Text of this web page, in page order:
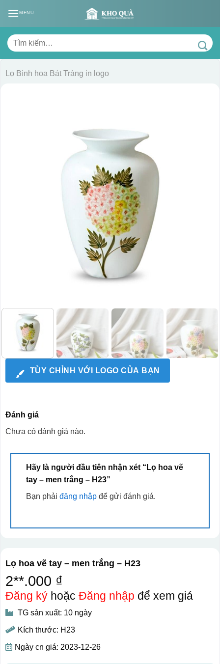
MENU
Tìm
kiếm:
Lọ Bình hoa Bát Tràng in logo
TÙY CHỈNH VỚI LOGO CỦA BẠN
Đánh giá
Chưa có đánh giá nào.
Hãy là người đầu tiên nhận xét “Lọ hoa vẽ
tay – men trắng – H23”
Bạn phải đăng nhậpđể gửi đánh giá.
Lọ hoa vẽ tay – men trắng – H23
2**.000 ₫
Đăng kýhoặc Đăng nhập để xem giá
TG sản xuất: 10 ngày
Kích thước: H23
Ngày cn giá: 2023-12-26